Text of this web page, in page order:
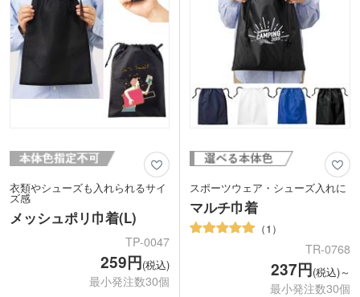
衣類やシューズも入れられるサイ
ズ感
メッシュポリ巾着(L)
TP-0047
259円(税込)
最小発注数30個
スポーツウェア・シューズ入れに
マルチ巾着
1
TR-0768
237円(税込)～
最小発注数30個